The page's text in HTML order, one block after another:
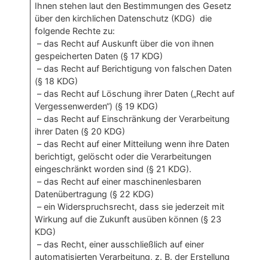
Ihnen stehen laut den Bestimmungen des Gesetz
über den kirchlichen Datenschutz (KDG) die
folgende Rechte zu:
– das Recht auf Auskunft über die von ihnen
gespeicherten Daten (§ 17 KDG)
– das Recht auf Berichtigung von falschen Daten
(§ 18 KDG)
– das Recht auf Löschung ihrer Daten („Recht auf
Vergessenwerden“) (§ 19 KDG)
– das Recht auf Einschränkung der Verarbeitung
ihrer Daten (§ 20 KDG)
– das Recht auf einer Mitteilung wenn ihre Daten
berichtigt, gelöscht oder die Verarbeitungen
eingeschränkt worden sind (§ 21 KDG).
– das Recht auf einer maschinenlesbaren
Datenübertragung (§ 22 KDG)
– ein Widerspruchsrecht, dass sie jederzeit mit
Wirkung auf die Zukunft ausüben können (§ 23
KDG)
– das Recht, einer ausschließlich auf einer
automatisierten Verarbeitung, z. B. der Erstellung